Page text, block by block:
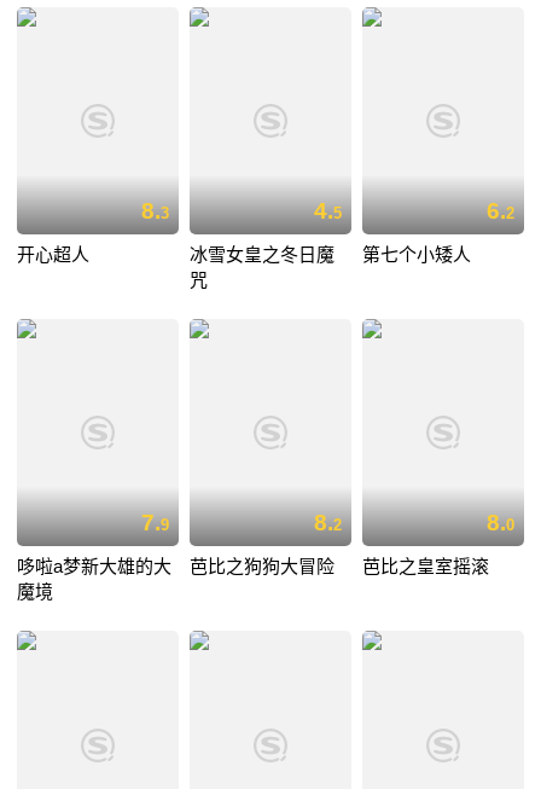
8.3
开心超人
4.5
冰雪女皇之冬日魔
咒
6.2
第七个小矮人
7.9
哆啦a梦新大雄的大
魔境
8.2
芭比之狗狗大冒险
8.0
芭比之皇室摇滚